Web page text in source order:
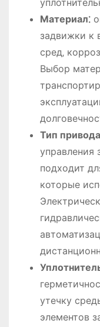
Материал⁚
задвижки к
сред‚
Выбор
Тип
управления
подходит
которые
утечку
элементов